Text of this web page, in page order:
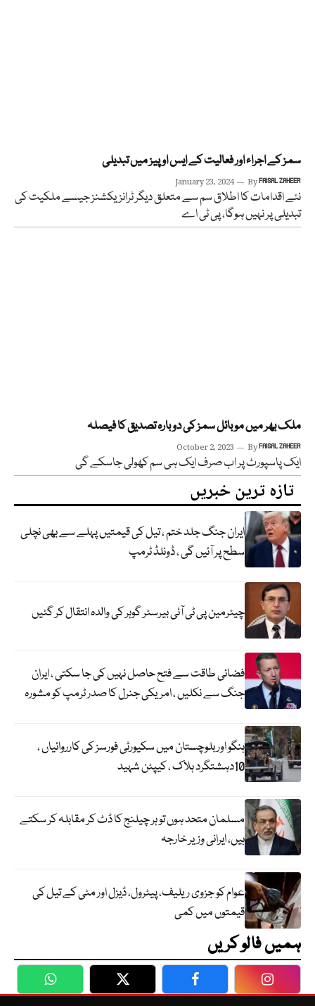
سمز کے اجراء اور فعالیت کے ایس او پیز میں تبدیلی
January 23, 2024 ByFAISAL ZAHEER
نئے اقدامات کا اطلاق سم سے متعلق دیگر ٹرانزیکشنز جیسے ملکیت کی
تبدیلی پر نہیں ہوگا، پی ٹی اے
ملک بھر میں موبائل سمز کی دوبارہ تصدیق کا فیصلہ
October 2, 2023 ByFAISAL ZAHEER
ایک پاسپورٹ پر اب صرف ایک ہی سم کھولی جاسکے گی
تازہ ترین خبریں
ایران جنگ جلد ختم ، تیل کی قیمتیں پہلے سے بھی نچلی
سطح پر آئیں گی ، ڈونلڈ ٹرمپ
چیئرمین پی ٹی آئی بیرسٹر گوہر کی والدہ انتقال کر گئیں
فضائی طاقت سے فتح حاصل نہیں کی جا سکتی ، ایران
جنگ سے نکلیں ، امریکی جنرل کا صدر ٹرمپ کو مشورہ
ہنگو اور بلوچستان میں سکیورٹی فورسز کی کارروائیاں ،
10دہشتگرد ہلاک ، کیپٹن شہید
مسلمان متحد ہوں تو ہر چیلنج کا ڈٹ کر مقابلہ کر سکتے
ہیں، ایرانی وزیر خارجہ
عوام کو جزوی ریلیف، پیٹرول، ڈیزل اور مٹی کے تیل کی
قیمتوں میں کمی
ہمیں فالو کریں
WhatsApp Twitter Facebook